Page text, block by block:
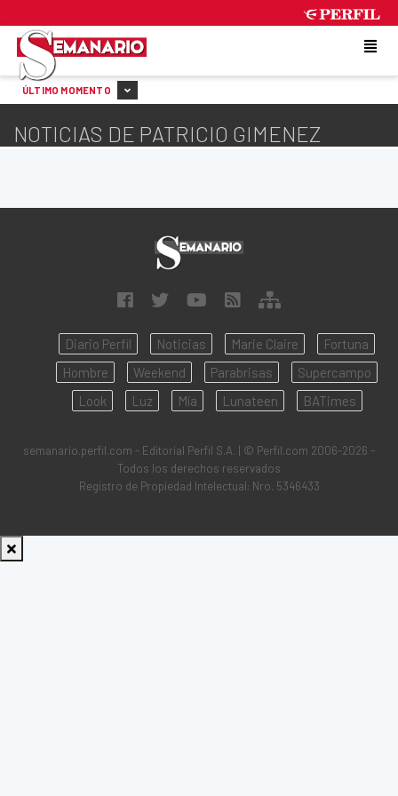
ÚLTIMO MOMENTO
NOTICIAS DE PATRICIO GIMENEZ
Diario Perfil Noticias Marie Claire
Fortuna
Hombre
Weekend Parabrisas
Supercampo
Look
Luz Mía Lunateen BATimes
semanario.perfil.com - Editorial Perfil S.A. | © Perfil.com 2006-2026 -
Todos los derechos reservados
Registro de Propiedad Intelectual: Nro. 5346433